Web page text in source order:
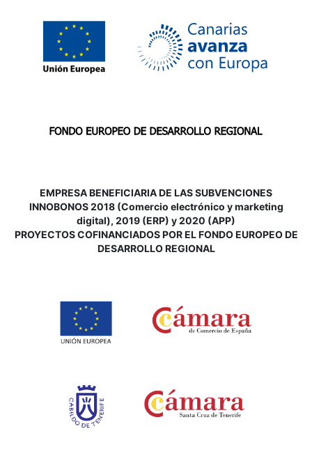
EMPRESA BENEFICIARIA DE LAS SUBVENCIONES
INNOBONOS 2018 (Comercio electrónico y marketing
digital), 2019 (ERP) y 2020 (APP)
PROYECTOS COFINANCIADOS POR EL FONDO EUROPEO DE
DESARROLLO REGIONAL